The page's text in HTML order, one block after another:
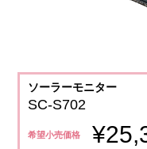
ソーラーモニター
SC-S702
希望小売価格